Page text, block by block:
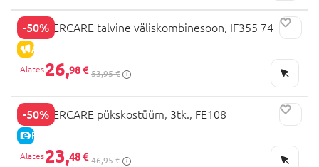
-50%
ALLAHINDLUS
MOTHERCARE talvine väliskombinesoon, IF355 74
26,98 € 53,95 €
-50%
E-HIND
MOTHERCARE pükskostüüm, 3tk., FE108
23,48 € 46,95 €